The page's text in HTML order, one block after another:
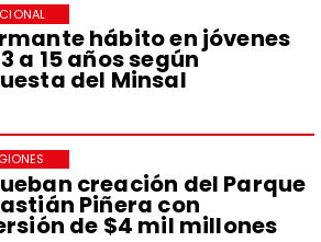
hábito en jóvenes
a 15 años según
del Minsal
creación del Parque
Piñera con
de $4 mil millones